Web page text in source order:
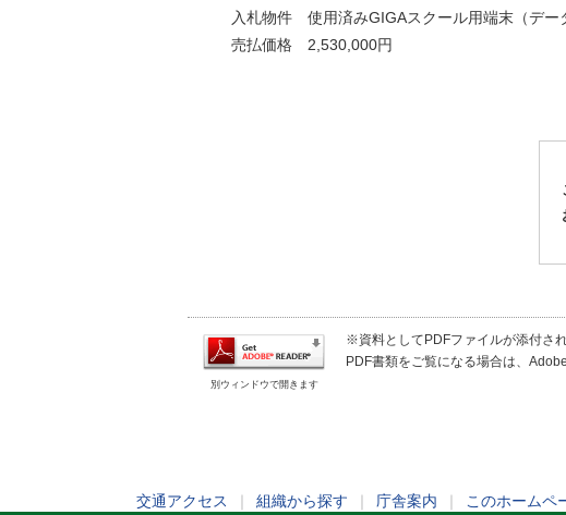
入札物件 使用済みGIGAスクール用端末（デー
売払価格 2,530,000円
別ウィンドウで開きます
※資料としてPDFファイルが添付さ
PDF書類をご覧になる場合は、
交通アクセス 組織から探す 庁舎案内 このホームペ